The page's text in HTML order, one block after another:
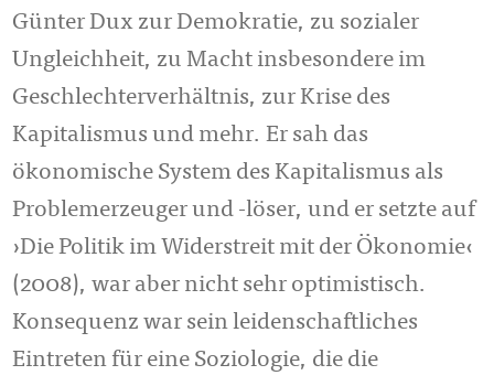
Günter Dux zur Demokratie, zu sozialer
Ungleichheit, zu Macht insbesondere im
Geschlechterverhältnis, zur Krise des
Kapitalismus und mehr. Er sah das
ökonomische System des Kapitalismus als
Problemerzeuger und -löser, und er setzte auf
›Die Politik im Widerstreit mit der Ökonomie‹
(2008), war aber nicht sehr optimistisch.
Konsequenz war sein leidenschaftliches
Eintreten für eine Soziologie, die die